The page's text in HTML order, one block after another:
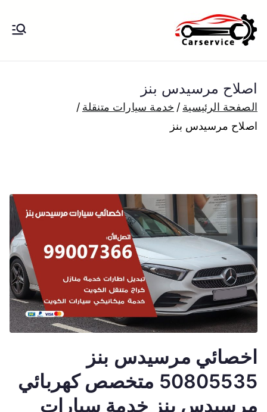
إلى
المحتوى
بنشر متنقل الكويت كهرباء وبنشر تبديل
بارخص الاسعار
اصلاح مرسيدس بنز
الصفحة الرئيسية
خدمة سيارات متنقلة
اصلاح مرسيدس بنز
اخصائي مرسيدس بنز
50805535 متخصص كهربائي
مرسيدس بنز خدمة سيارات